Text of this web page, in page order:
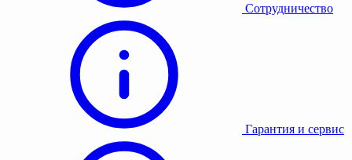
Сотрудничество
Гарантия и сервис